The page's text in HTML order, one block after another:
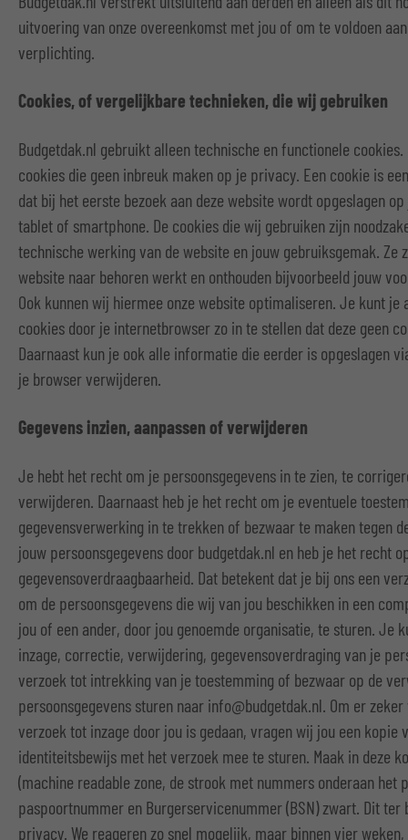
uitvoering van onze overeenkomst met jou of om te voldoen
verplichting.
Cookies, of vergelijkbare technieken, die wij gebruiken
Budgetdak.nl gebruikt alleen technische en functionele cookies.
cookies die geen inbreuk maken op je privacy. Een cookie is
dat bij het eerste bezoek aan deze website wordt opgeslagen
tablet of smartphone. De cookies die wij gebruiken zijn
technische werking van de website en jouw gebruiksgemak. Ze
website naar behoren werkt en onthouden bijvoorbeeld jouw
Ook kunnen wij hiermee onze website optimaliseren. Je kunt je
cookies door je internetbrowser zo in te stellen dat deze geen
Daarnaast kun je ook alle informatie die eerder is opgeslagen
je browser verwijderen.
Gegevens inzien, aanpassen of verwijderen
Je hebt het recht om je persoonsgegevens in te zien, te
verwijderen. Daarnaast heb je het recht om je eventuele
gegevensverwerking in te trekken of bezwaar te maken tegen
jouw persoonsgegevens door budgetdak.nl en heb je het recht
gegevensoverdraagbaarheid. Dat betekent dat je bij ons een
om de persoonsgegevens die wij van jou beschikken in een
jou of een ander, door jou genoemde organisatie, te sturen. Je
inzage, correctie, verwijdering, gegevensoverdraging van je
verzoek tot intrekking van je toestemming of bezwaar op de
persoonsgegevens sturen naar info@budgetdak.nl. Om er
verzoek tot inzage door jou is gedaan, vragen wij jou een kopie
identiteitsbewijs met het verzoek mee te sturen. Maak in deze
(machine readable zone, de strook met nummers onderaan het
paspoortnummer en Burgerservicenummer (BSN) zwart. Dit ter
privacy. We reageren zo snel mogelijk, maar binnen vier